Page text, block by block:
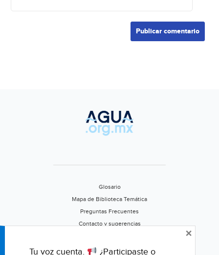
Glosario
Mapa de Biblioteca Temática
Preguntas Frecuentes
Contacto y sugerencias
Califica este portal
Tu voz cuenta. ¿Participaste o
×